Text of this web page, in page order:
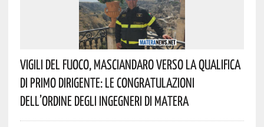
Vigili Del Fuoco, Masciandaro Verso La Qualifica
Di Primo Dirigente: Le Congratulazioni
Dell’Ordine Degli Ingegneri Di Matera